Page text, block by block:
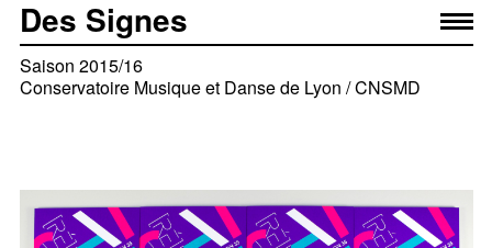
Saison 2015/16
Conservatoire Musique et Danse de Lyon / CNSMD
— Élise Muchir
— Franklin Desclouds
— Marta Salarich Bardia
Des Signes